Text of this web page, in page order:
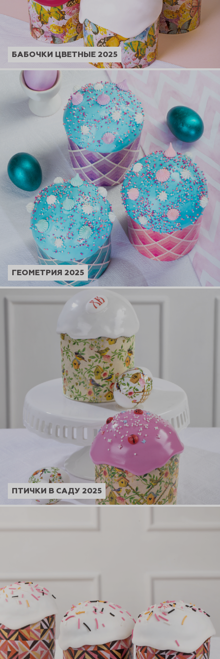
БАБОЧКИ ЦВЕТНЫЕ 2025
ГЕОМЕТРИЯ 2025
ПТИЧКИ В САДУ 2025